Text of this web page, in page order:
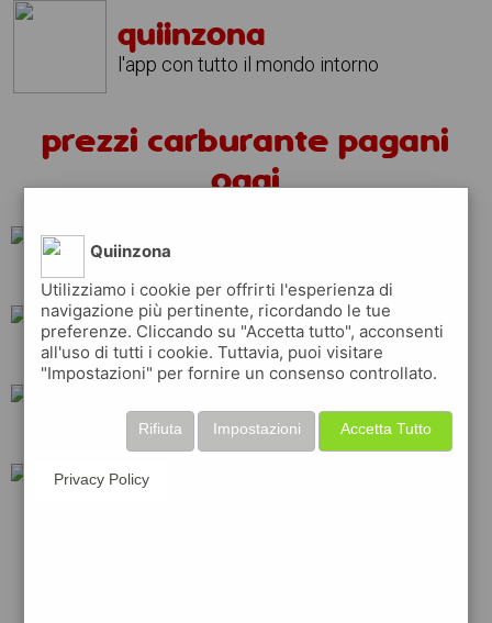
quiinzona
l'app con tutto il mondo intorno
prezzi carburante pagani
oggi
q8
erg shell api
total ip
Quiinzona
Utilizziamo i cookie per offrirti l'esperienza di
navigazione più pertinente, ricordando le tue
preferenze. Cliccando su "Accetta tutto", acconsenti
all'uso di tutti i cookie. Tuttavia, puoi visitare
"Impostazioni" per fornire un consenso controllato.
Accetta Tutto
Impostazioni
Rifiuta
Privacy Policy